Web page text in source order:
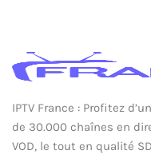
IPTV France : Profitez
de 30.000 chaînes en
VOD, le tout en qualité